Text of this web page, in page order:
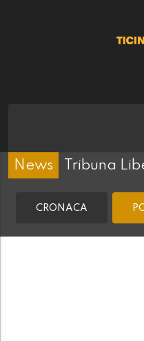
News Tribuna
CRONACA